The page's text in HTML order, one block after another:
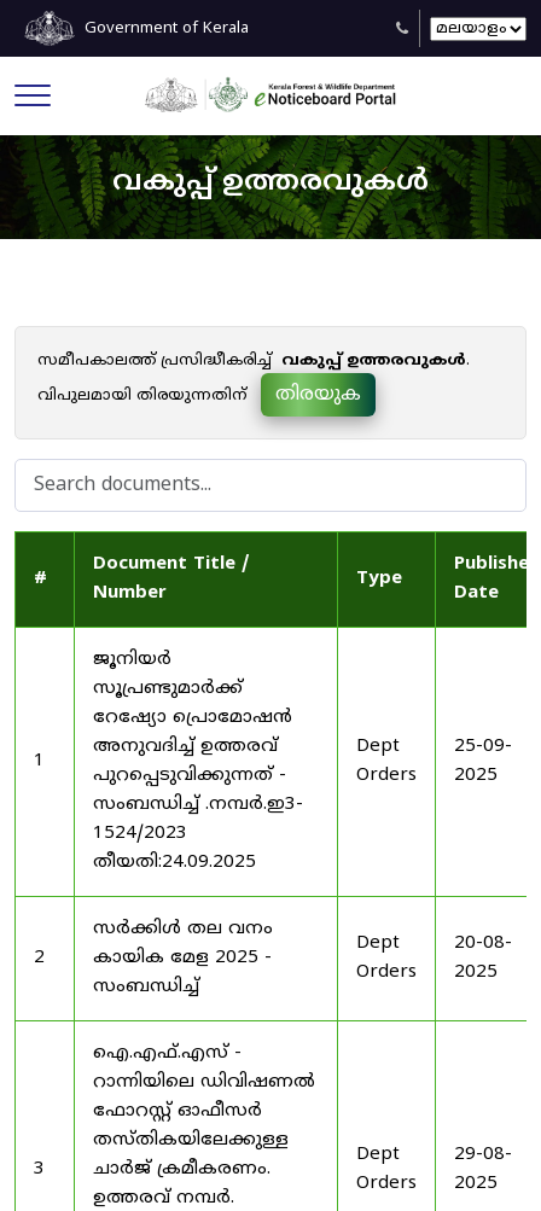
Government of Kerala
വകുപ്പ് ഉത്തരവുകൾ
സമീപകാലത്ത് പ്രസിദ്ധീകരിച്ച് വകുപ്പ് ഉത്തരവുകൾ.
വിപുലമായി തിരയുന്നതിന്
തിരയുക
#
Document Title /
Number
Type
Published
Date
1
ജൂനിയർ
സൂപ്രണ്ടുമാർക്ക്
റേഷ്യോ പ്രൊമോഷൻ
അനുവദിച്ച് ഉത്തരവ്
പുറപ്പെടുവിക്കുന്നത് -
സംബന്ധിച്ച് .നമ്പർ.ഇ3-
1524/2023
തീയതി:24.09.2025
Dept
Orders
25-09-
2025
2
സർക്കിൾ തല വനം
കായിക മേള 2025 -
സംബന്ധിച്ച്
Dept
Orders
20-08-
2025
3
ഐ.എഫ്.എസ് -
റാന്നിയിലെ ഡിവിഷണൽ
ഫോറസ്റ്റ് ഓഫീസർ
തസ്തികയിലേക്കുള്ള
ചാർജ് ക്രമീകരണം.
ഉത്തരവ് നമ്പർ.
Dept
Orders
29-08-
2025